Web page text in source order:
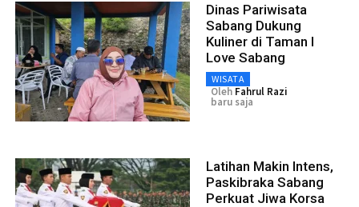
Dinas Pariwisata
Sabang Dukung
Kuliner di Taman I
Love Sabang
WISATA
Oleh Fahrul Razi
baru saja
Latihan Makin Intens,
Paskibraka Sabang
Perkuat Jiwa Korsa